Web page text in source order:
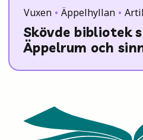
Skövde bibliotek
Äppelrum och
Vuxen Äppelhyllan